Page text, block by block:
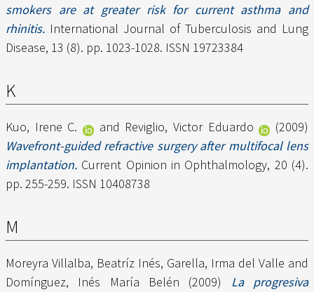
smokers are at greater risk for current asthma and
rhinitis. International Journal of Tuberculosis and Lung
Disease, 13 (8). pp. 1023-1028. ISSN 19723384
K
Kuo, Irene C. and Reviglio, Victor Eduardo
(2009)
Wavefront-guided refractive surgery after multifocal lens
implantation. Current Opinion in Ophthalmology, 20 (4).
pp. 255-259. ISSN 10408738
M
Moreyra Villalba, Beatríz Inés, Garella, Irma del Valle and
Domínguez, Inés María Belén (2009) La progresiva